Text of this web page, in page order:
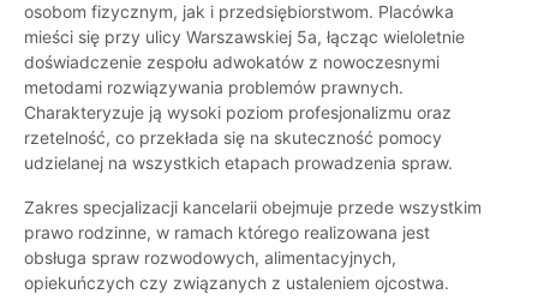
osobom fizycznym, jak i przedsiębiorstwom. Placówka
mieści się przy ulicy Warszawskiej 5a, łącząc wieloletnie
doświadczenie zespołu adwokatów z nowoczesnymi
metodami rozwiązywania problemów prawnych.
Charakteryzuje ją wysoki poziom profesjonalizmu oraz
rzetelność, co przekłada się na skuteczność pomocy
udzielanej na wszystkich etapach prowadzenia spraw.
Zakres specjalizacji kancelarii obejmuje przede wszystkim
prawo rodzinne, w ramach którego realizowana jest
obsługa spraw rozwodowych, alimentacyjnych,
opiekuńczych czy związanych z ustaleniem ojcostwa.